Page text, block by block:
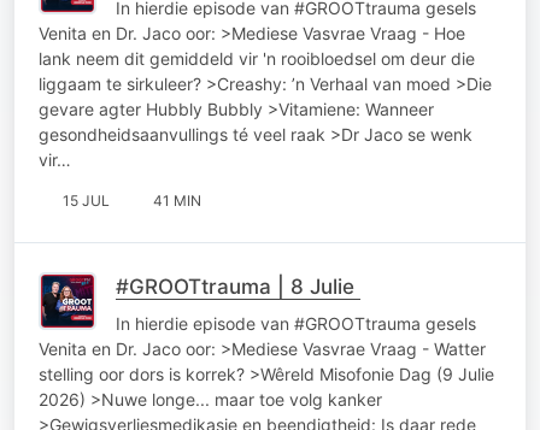
In hierdie episode van #GROOTtrauma gesels
Venita en Dr. Jaco oor: >Mediese Vasvrae Vraag - Hoe
lank neem dit gemiddeld vir 'n rooibloedsel om deur die
liggaam te sirkuleer? >Creashy: ’n Verhaal van moed >Die
gevare agter Hubbly Bubbly >Vitamiene: Wanneer
gesondheidsaanvullings té veel raak >Dr Jaco se wenk
vir…
15 JUL 41 MIN
#GROOTtrauma | 8 Julie
In hierdie episode van #GROOTtrauma gesels
Venita en Dr. Jaco oor: >Mediese Vasvrae Vraag - Watter
stelling oor dors is korrek? >Wêreld Misofonie Dag (9 Julie
2026) >Nuwe longe... maar toe volg kanker
>Gewigsverliesmedikasie en beendigtheid: Is daar rede